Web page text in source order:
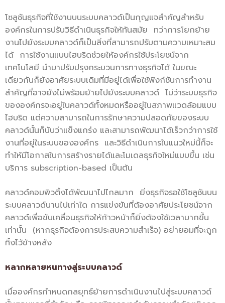
โซลูชันธุรกิจที่ใช้งานบนระบบคลาวด์เป็นกุญแจสำคัญสำหรับ
องค์กรในการปรับวิธีดำเนินธุรกิจให้ทันสมัย ทว่าการโยกย้าย
งานไปยังระบบคลาวด์ก็เป็นสิ่งที่สามารถปรับตามความเหมาะสม
ได้ การใช้งานแบบไฮบริดช่วยให้องค์กรใช้ประโยชน์จาก
เทคโนโลยี นำมาปรับปรุงกระบวนการทางธุรกิจได้ ในขณะ
เดียวกันก็ยังอาศัยระบบเดิมที่มีอยู่ได้เพื่อใช้ฟังก์ชันการทำงาน
สำคัญที่อาจยังไม่พร้อมย้ายไปยังระบบคลาวด์ ไม่ว่าระบบธุรกิจ
ขององค์กรจะอยู่ในคลาวด์ทั้งหมดหรืออยู่ในสภาพแวดล้อมแบบ
ไฮบริด แต่ความสามารถในการรักษาความปลอดภัยของระบบ
คลาวด์นั้นก็นับว่าแข็งแกร่ง และสามารถพัฒนาได้เร็วกว่าการใช้
งานที่อยู่ในระบบขององค์กร และวิธีดำเนินการในแนวใหม่นี้ก็จะ
ทำให้มีโอกาสในการสร้างรายได้และโมเดลธุรกิจใหม่แบบขึ้น เช่น
บริการ subscription-based เป็นต้น
คลาวด์คอมพิวติ้งได้พัฒนาไปไกลมาก ยิ่งธุรกิจรอใช้โซลูชันบน
ระบบคลาวด์นานไปเท่าใด การแข่งขันที่ต้องอาศัยประโยชน์จาก
คลาวด์เพื่อขับเคลื่อนธุรกิจให้ก้าวหน้าก็ยิ่งต้องใช้เวลามากขึ้น
เท่านั้น (หากธุรกิจต้องการประสบความสำเร็จ) อย่ายอมที่จะถูก
ทิ้งไว้ข้างหลัง
หลากหลายหนทางสู่ระบบคลาวด์
เมื่อองค์กรกำหนดกลยุทธ์ย้ายการดำเนินงานไปสู่ระบบคลาวด์